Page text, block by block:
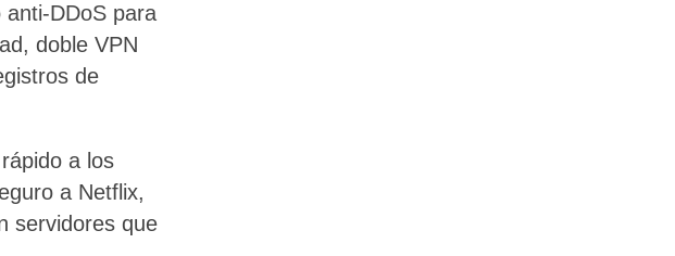
DDoS para
doble VPN
de
a los
a Netflix,
servidores que